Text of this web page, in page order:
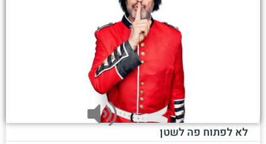
לא לפתוח פה לשטן